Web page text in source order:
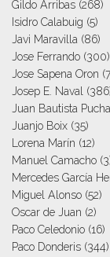
Gildo Arribas (268)
Isidro Calabuig (5)
Javi Maravilla (86)
Jose Ferrando (300)
Jose Sapena Oron
Josep E. Naval
Juan Bautista
Juanjo Boix (35)
Lorena Marín (12)
Manuel Camacho
Mercedes García
Miguel Alonso (52)
Oscar de Juan (2)
Paco Celedonio (16)
Paco Donderis (344)